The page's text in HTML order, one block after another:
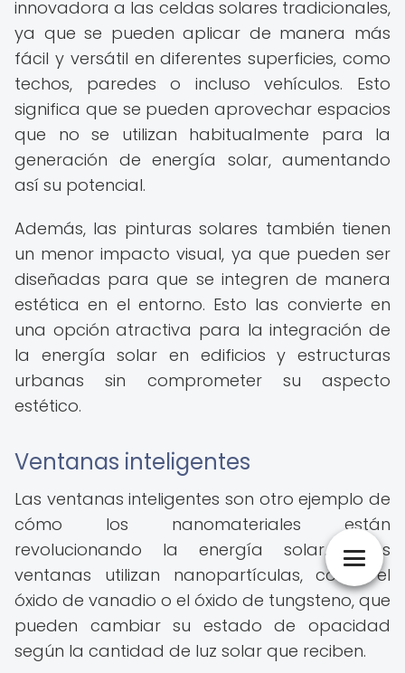
innovadora a las celdas solares tradicionales,
ya que se pueden aplicar de manera más
fácil y versátil en diferentes superficies, como
techos, paredes o incluso vehículos. Esto
significa que se pueden aprovechar espacios
que no se utilizan habitualmente para la
generación de energía solar, aumentando
así su potencial.
Además, las pinturas solares también tienen
un menor impacto visual, ya que pueden ser
diseñadas para que se integren de manera
estética en el entorno. Esto las convierte en
una opción atractiva para la integración de
la energía solar en edificios y estructuras
urbanas sin comprometer su aspecto
estético.
Ventanas inteligentes
Las ventanas inteligentes son otro ejemplo de
cómo los nanomateriales están
revolucionando la energía solar. Estas
ventanas utilizan nanopartículas, como el
óxido de vanadio o el óxido de tungsteno, que
pueden cambiar su estado de opacidad
según la cantidad de luz solar que reciben.